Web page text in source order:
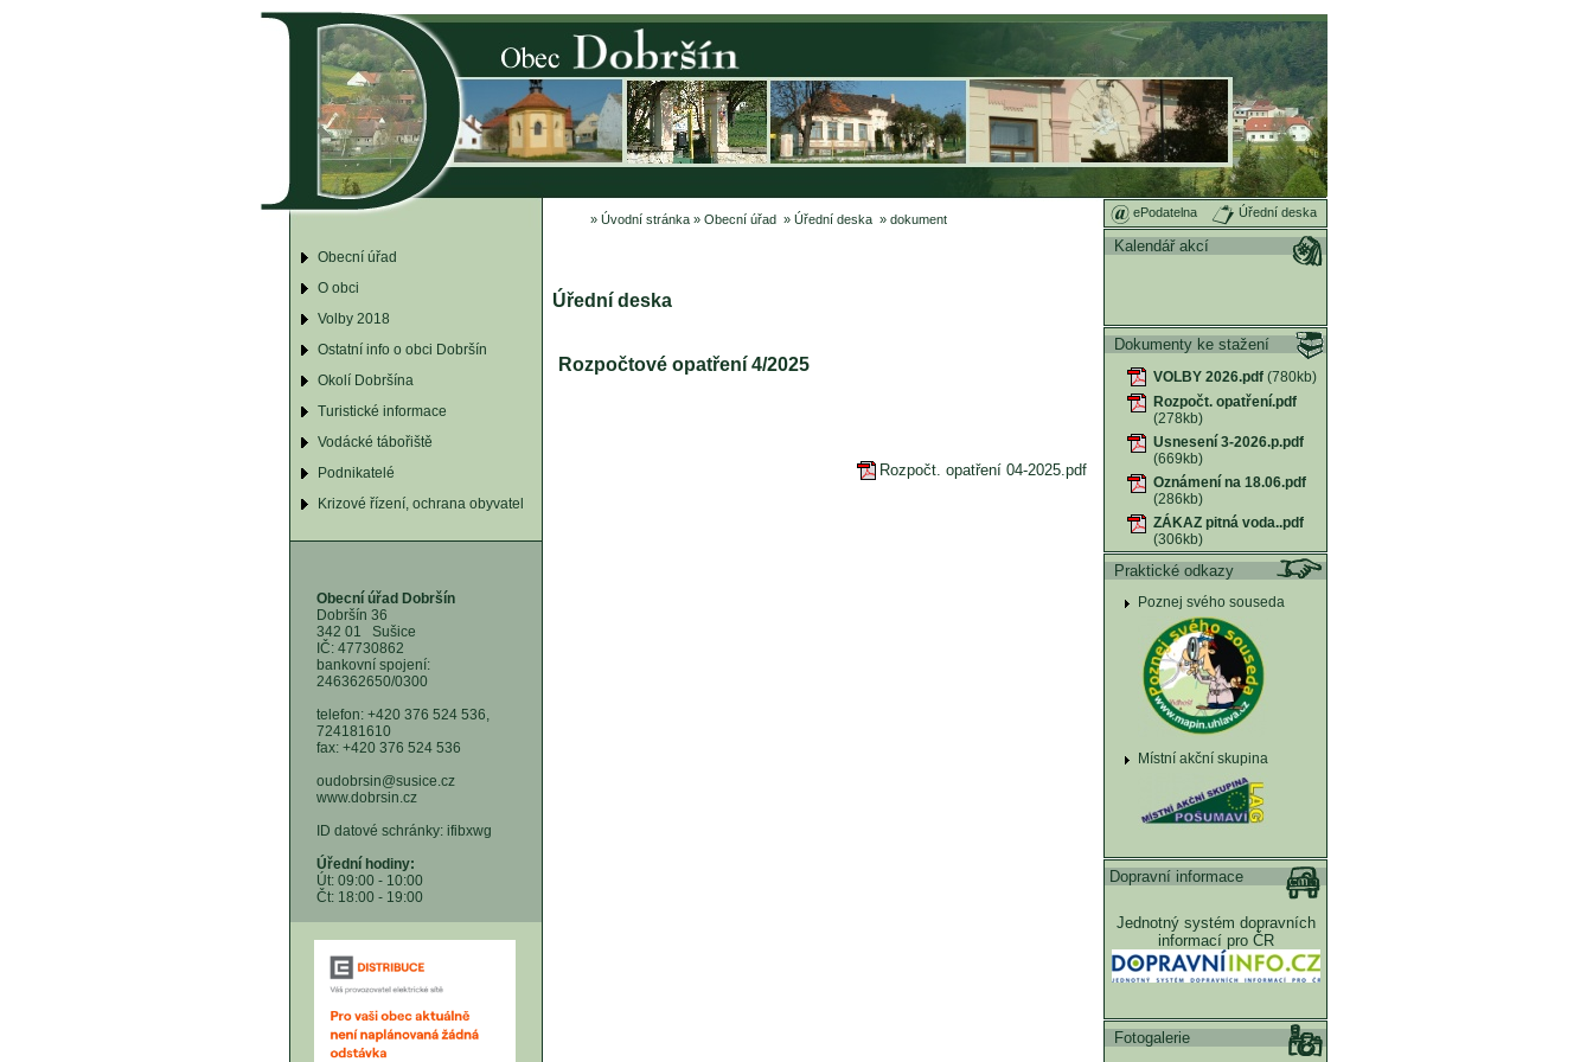
» Úvodní stránka » Obecní úřad » Úřední deska » dokument ePodatelna Úřední deska
Obecní úřad
O obci
Volby 2018
Ostatní info o obci Dobršín
Okolí Dobršína
Turistické informace
Vodácké tábořiště
Podnikatelé
Krizové řízení, ochrana obyvatel
Obecní úřad Dobršín
Dobršín 36
342 01 Sušice
IČ: 47730862
bankovní spojení:
246362650/0300
telefon: +420 376 524 536,
724181610
fax: +420 376 524 536
oudobrsin@susice.cz
www.dobrsin.cz
ID datové schránky: ifibxwg
Úřední hodiny:
Út: 09:00 - 10:00
Čt: 18:00 - 19:00
Úřední deska
Rozpočtové opatření 4/2025
Rozpočt. opatření 04-2025.pdf
Kalendář akcí
Dokumenty ke stažení
VOLBY 2026.pdf (780kb)
Rozpočt. opatření.pdf
(278kb)
Usnesení 3-2026.p.pdf
(669kb)
Oznámení na 18.06.pdf
(286kb)
ZÁKAZ pitná voda..pdf
(306kb)
Praktické odkazy
Poznej svého souseda
Místní akční skupina
Dopravní informace
Jednotný systém dopravních
informací pro ČR
Fotogalerie